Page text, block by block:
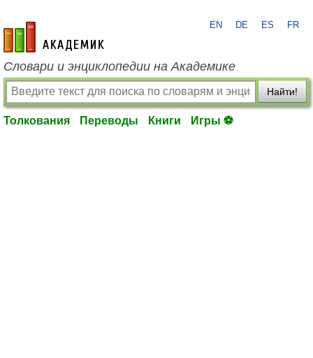
academic.ru
EN DE ES FR
Словари и энциклопедии на Академике
Найти!
Толкования Переводы Книги Игры ⚽